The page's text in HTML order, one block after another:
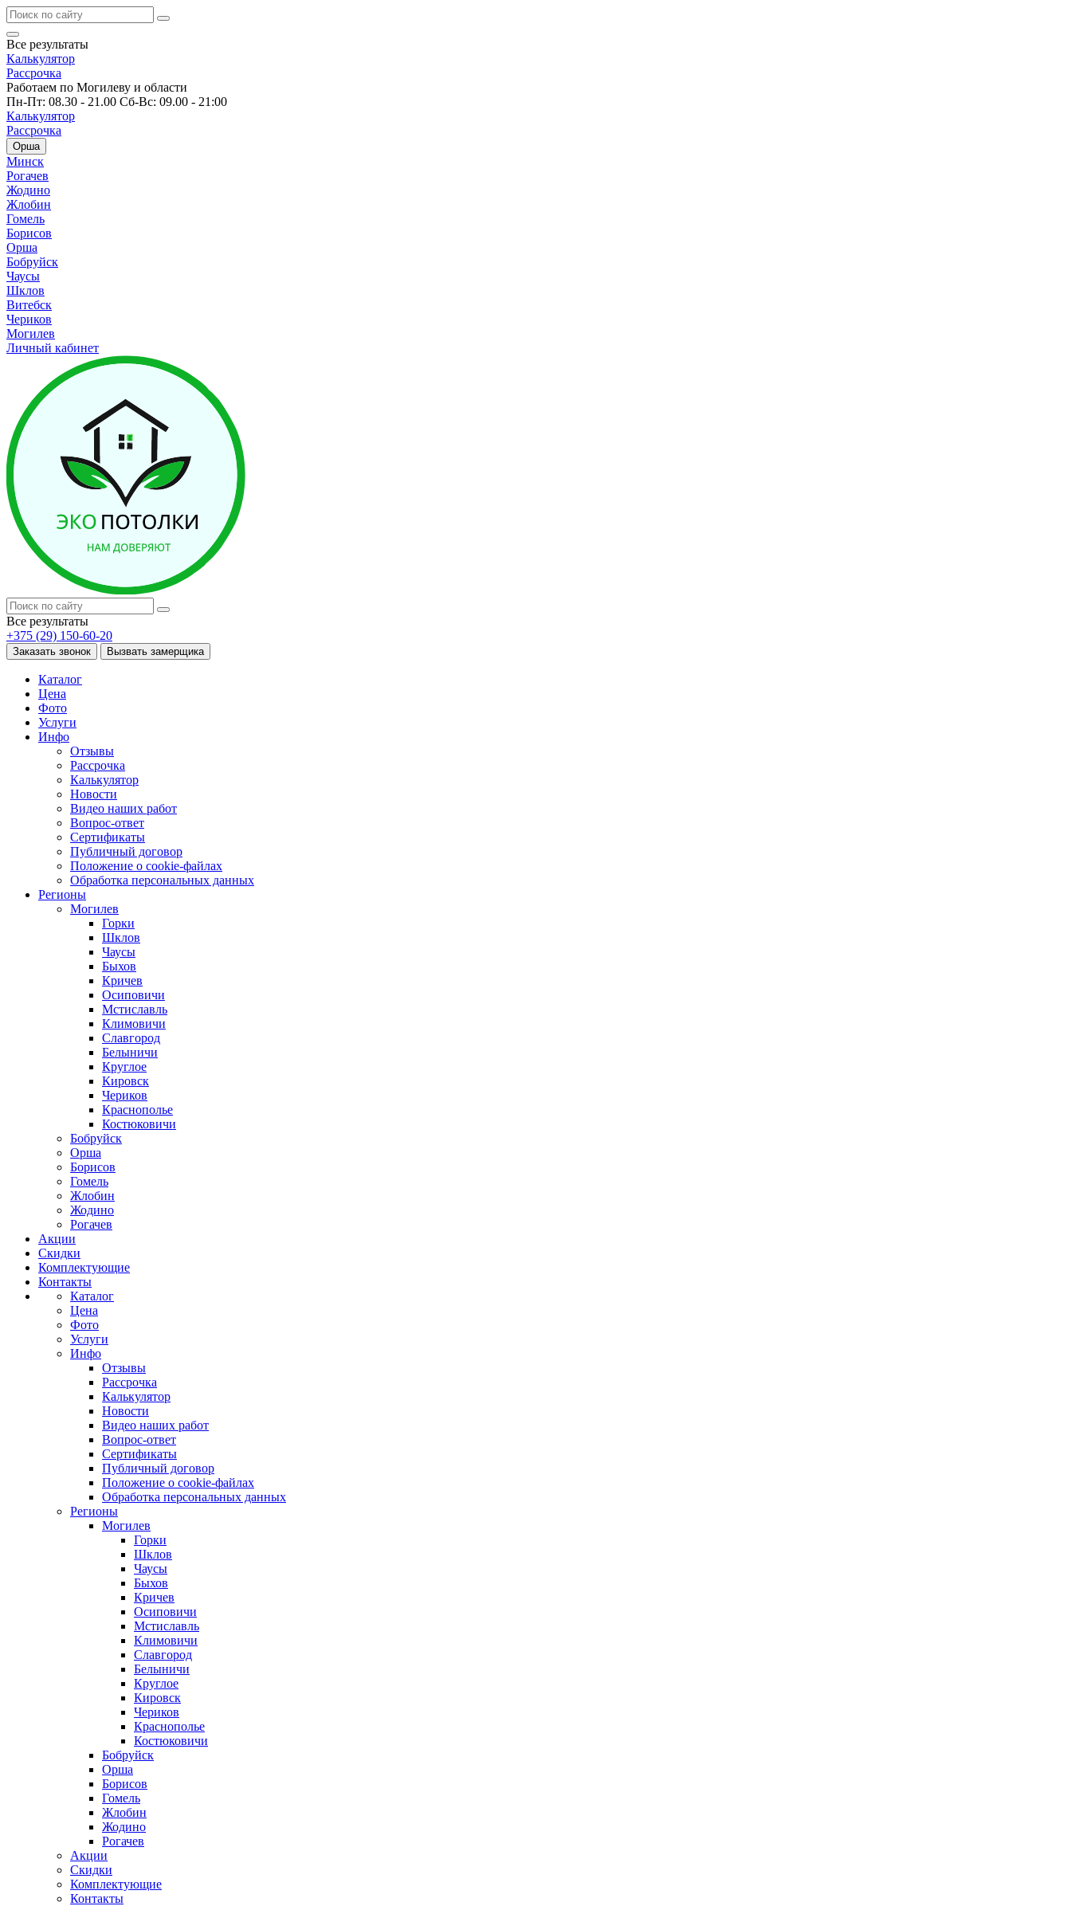
Все результаты
Калькулятор
Рассрочка
Работаем по Могилеву и области
Пн-Пт: 08.30 - 21.00 Сб-Вс: 09.00 - 21:00
Калькулятор
Рассрочка
Орша
Минск
Рогачев
Жодино
Жлобин
Гомель
Борисов
Орша
Бобруйск
Чаусы
Шклов
Витебск
Чериков
Могилев
Личный кабинет
Все результаты
+375 (29) 150-60-20
Заказать звонок Вызвать замерщика
Каталог
Цена
Фото
Услуги
Инфо
Отзывы
Рассрочка
Калькулятор
Новости
Видео наших работ
Вопрос-ответ
Сертификаты
Публичный договор
Положение о cookie-файлах
Обработка персональных данных
Регионы
Могилев
Горки
Шклов
Чаусы
Быхов
Кричев
Осиповичи
Мстиславль
Климовичи
Славгород
Белыничи
Круглое
Кировск
Чериков
Краснополье
Костюковичи
Бобруйск
Орша
Борисов
Гомель
Жлобин
Жодино
Рогачев
Акции
Скидки
Комплектующие
Контакты
Каталог
Цена
Фото
Услуги
Инфо
Отзывы
Рассрочка
Калькулятор
Новости
Видео наших работ
Вопрос-ответ
Сертификаты
Публичный договор
Положение о cookie-файлах
Обработка персональных данных
Регионы
Могилев
Горки
Шклов
Чаусы
Быхов
Кричев
Осиповичи
Мстиславль
Климовичи
Славгород
Белыничи
Круглое
Кировск
Чериков
Краснополье
Костюковичи
Бобруйск
Орша
Борисов
Гомель
Жлобин
Жодино
Рогачев
Акции
Скидки
Комплектующие
Контакты